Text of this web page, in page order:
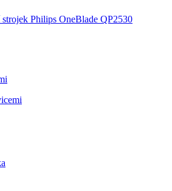
Philips OneBlade QP2530